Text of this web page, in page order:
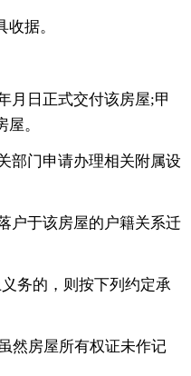
据。
月日正式交付该房屋;甲
。
部门申请办理相关附属设
户于该房屋的户籍关系迁
务的，则按下列约定承
然房屋所有权证未作记